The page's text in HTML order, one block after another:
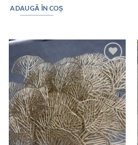
ADAUGĂ ÎN COȘ
Add to
wishlist